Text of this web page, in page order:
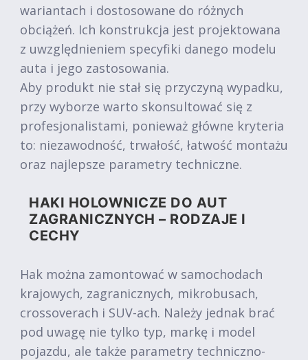
wariantach i dostosowane do różnych
obciążeń. Ich konstrukcja jest projektowana
z uwzględnieniem specyfiki danego modelu
auta i jego zastosowania.
Aby produkt nie stał się przyczyną wypadku,
przy wyborze warto skonsultować się z
profesjonalistami, ponieważ główne kryteria
to: niezawodność, trwałość, łatwość montażu
oraz najlepsze parametry techniczne.
HAKI HOLOWNICZE DO AUT
ZAGRANICZNYCH – RODZAJE I
CECHY
Hak można zamontować w samochodach
krajowych, zagranicznych, mikrobusach,
crossoverach i SUV-ach. Należy jednak brać
pod uwagę nie tylko typ, markę i model
pojazdu, ale także parametry techniczno-